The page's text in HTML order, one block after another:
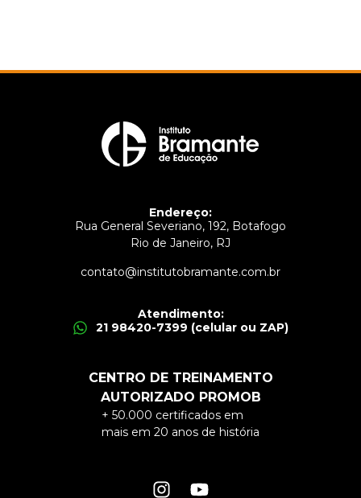
Endereço:
Rua General Severiano, 192, Botafogo
Rio de Janeiro, RJ
contato@institutobramante.com.br
Atendimento:
21 98420-7399 (celular ou ZAP)
CENTRO DE TREINAMENTO
AUTORIZADO PROMOB
+ 50.000 certificados em
mais em 20 anos de história